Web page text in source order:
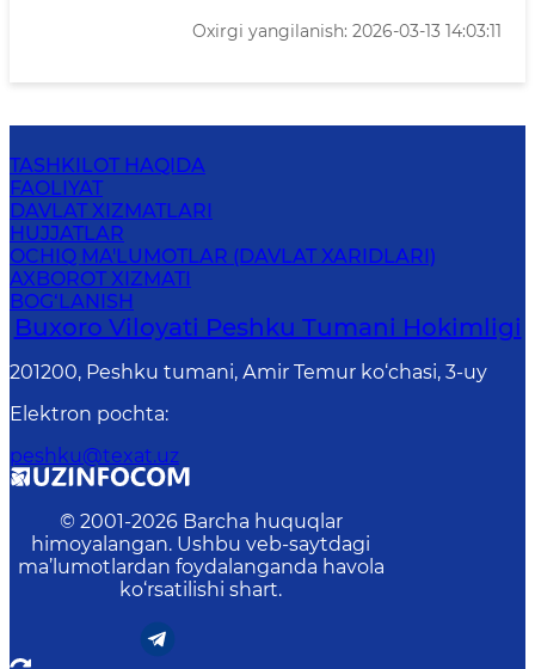
Oxirgi yangilanish: 2026-03-13 14:03:11
TASHKILOT HAQIDA
FAOLIYAT
DAVLAT XIZMATLARI
HUJJATLAR
OCHIQ MA'LUMOTLAR (DAVLAT XARIDLARI)
AXBOROT XIZMATI
BOG‘LANISH
Buxoro Viloyati Peshku Tumani Hokimligi
201200, Peshku tumani, Аmir Temur ko‘chasi, 3-uy
Elektron pochta:
peshku@texat.uz
© 2001-2026 Barcha huquqlar
himoyalangan. Ushbu veb-saytdagi
ma’lumotlardan foydalanganda havola
ko‘rsatilishi shart.